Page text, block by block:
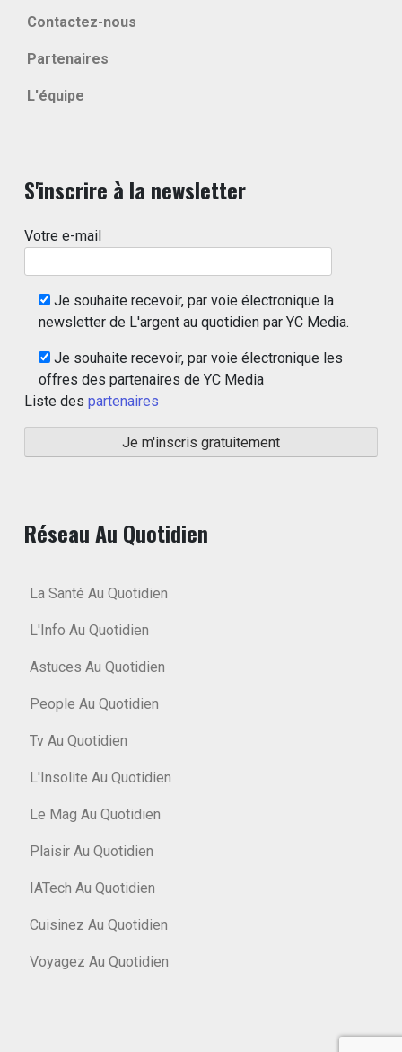
Contactez-nous
Partenaires
L'équipe
S'inscrire à la newsletter
Votre e-mail
Je souhaite recevoir, par voie électronique la
newsletter de L'argent au quotidien par YC Media.
Je souhaite recevoir, par voie électronique les
offres des partenaires de YC Media
Liste des partenaires
Réseau Au Quotidien
La Santé Au Quotidien
L'Info Au Quotidien
Astuces Au Quotidien
People Au Quotidien
Tv Au Quotidien
L'Insolite Au Quotidien
Le Mag Au Quotidien
Plaisir Au Quotidien
IATech Au Quotidien
Cuisinez Au Quotidien
Voyagez Au Quotidien